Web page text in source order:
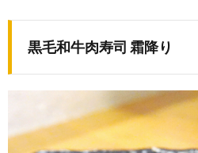
黒毛和牛肉寿司 霜降り